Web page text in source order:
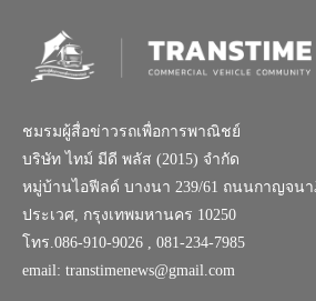
ชมรมผู้สื่อข่าวรถเพื่อการพาณิชย์
บริษัท ไทม์ มีดี พลัส (2015) จำกัด
หมู่บ้านไอฟีลด์ บางนา 239/61 ถนนกาญจนา
ประเวศ, กรุงเทพมหานคร 10250
โทร.086-910-9026 , 081-234-7985
email: transtimenews@gmail.com